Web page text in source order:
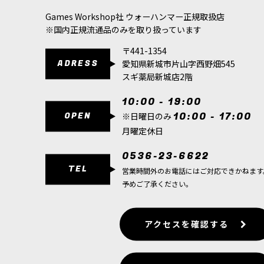
Games Workshop社 ウォーハンマー正規取扱店
※国内正規流通品のみを取り扱っています
ADRESS
〒441-1354
愛知県新城市片山字西野畑545
スギ薬局新城店2階
OPEN
10:00 - 19:00
※日曜日のみ 10:00 - 17:00
月曜定休日
TEL
0536-23-6622
営業時間外のお電話にはご対応できかねま
予めご了承ください。
アクセスを確認する